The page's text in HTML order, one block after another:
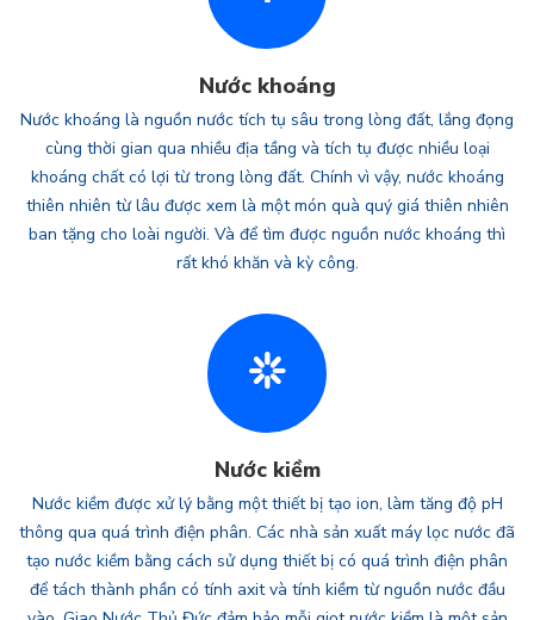
Nước khoáng
Nước khoáng là nguồn nước tích tụ sâu trong lòng đất, lắng đọng
cùng thời gian qua nhiều địa tầng và tích tụ được nhiều loại
khoáng chất có lợi từ trong lòng đất. Chính vì vậy, nước khoáng
thiên nhiên từ lâu được xem là một món quà quý giá thiên nhiên
ban tặng cho loài người. Và để tìm được nguồn nước khoáng thì
rất khó khăn và kỳ công.
Nước kiềm
Nước kiềm được xử lý bằng một thiết bị tạo ion, làm tăng độ pH
thông qua quá trình điện phân. Các nhà sản xuất máy lọc nước đã
tạo nước kiềm bằng cách sử dụng thiết bị có quá trình điện phân
để tách thành phần có tính axit và tính kiềm từ nguồn nước đầu